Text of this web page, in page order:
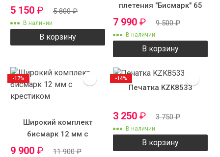
5 150 ₽ 5 800₽
В наличии
В корзину
плетения "Бисмарк" 65
см 12 мм 120 грамм
7 990 ₽ 9 500₽
В наличии
В корзину
Широкий комплект
бисмарк 12 мм с
крестиком
9 900 ₽ 11 900₽
-17%
Печатка KZK8533
3 250 ₽ 3 750₽
В наличии
В корзину
-14%